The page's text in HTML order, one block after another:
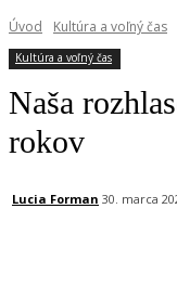
Úvod Kultúra a voľný čas
Kultúra a voľný čas
Naša
rokov
Lucia Forman 30. marca